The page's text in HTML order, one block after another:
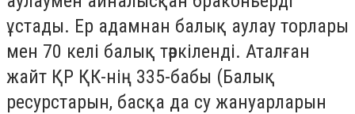
ұстады. Ер адамнан балық аулау торлары
мен 70 келі балық тәркіленді. Аталған
жайт ҚР ҚК-нің 335-бабы (Балық
ресурстарын, басқа да су жануарларын